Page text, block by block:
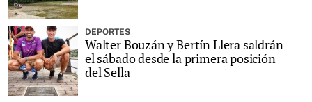
DEPORTES
Walter Bouzán y Bertín Llera saldrán
el sábado desde la primera posición
del Sella